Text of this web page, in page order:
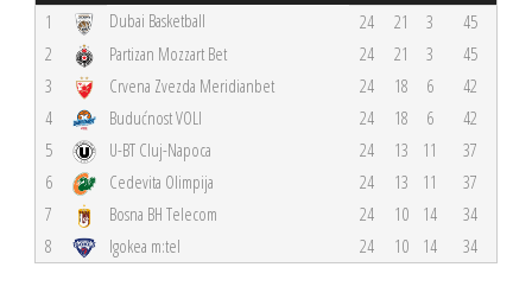
1 Dubai Basketball 24 21 3
45
2
Partizan Mozzart Bet 24 21 3
45
3
Crvena Zvezda Meridianbet 24 18 6
42
4
Budućnost VOLI 24 18 6
42
5
U-BT Cluj-Napoca 24 13 11
37
6
Cedevita Olimpija 24 13 11
37
7
Bosna BH Telecom 24 10 14
34
8
Igokea m:tel 24 10 14 34